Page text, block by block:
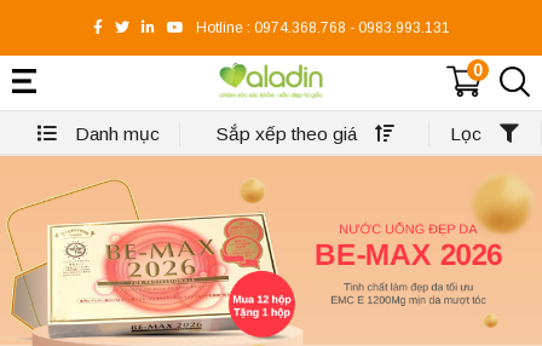
Hotline : 0974.368.768 - 0983.993.131
0
Danh mục Sắp xếp theo giá Lọc